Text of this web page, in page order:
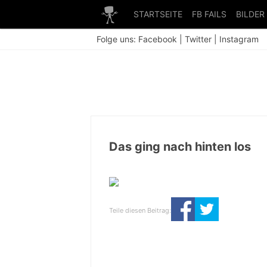
STARTSEITE FB FAILS BILDER
Folge uns: Facebook Twitter Instagram
Das ging nach hinten los
Teile diesen Beitrag: